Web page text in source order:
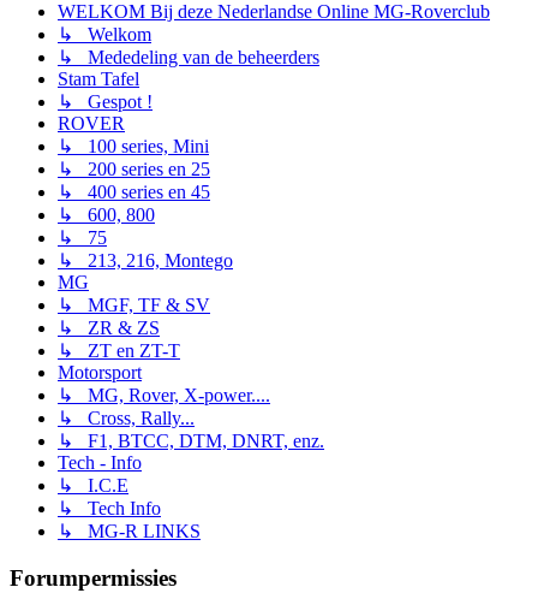
WELKOM Bij deze Nederlandse Online MG-Roverclub
↳ Welkom
↳ Mededeling van de beheerders
Stam Tafel
↳ Gespot !
ROVER
↳ 100 series, Mini
↳ 200 series en 25
↳ 400 series en 45
↳ 600, 800
↳ 75
↳ 213, 216, Montego
MG
↳ MGF, TF & SV
↳ ZR & ZS
↳ ZT en ZT-T
Motorsport
↳ MG, Rover, X-power....
↳ Cross, Rally...
↳ F1, BTCC, DTM, DNRT, enz.
Tech - Info
↳ I.C.E
↳ Tech Info
↳ MG-R LINKS
Forumpermissies